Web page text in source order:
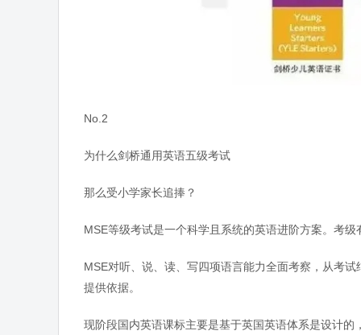
No.2
为什么剑桥通用英语五级考试
那么受小学家长追捧？
MSE等级考试是一个科学且系统的英语进阶方案。考
MSE对听、说、读、写四项语言能力全面考察，从考
提供依据。
现阶段国内英语课标主要是基于英国英语体系是设计